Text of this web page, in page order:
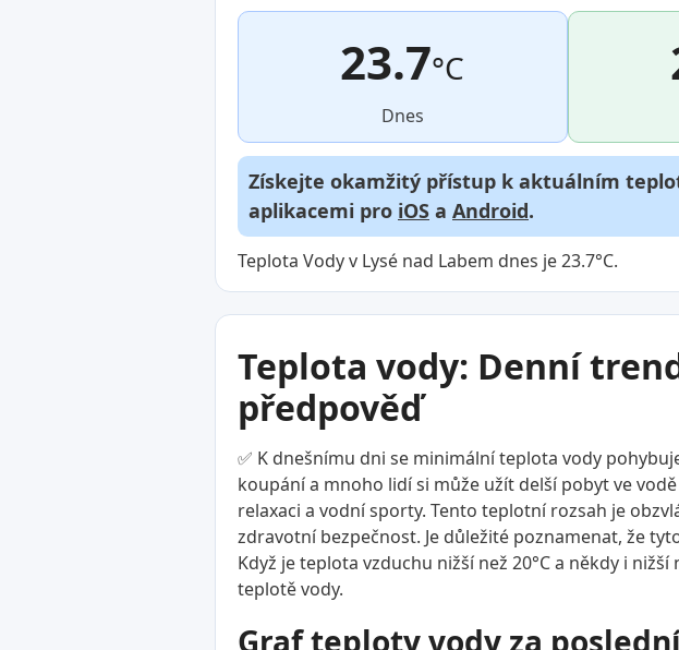
23.7°C
Dnes
Získejte okamžitý přístup k aktuálním
aplikacemi pro iOS a Android.
Teplota Vody v Lysé nad Labem dnes je 23.7°C.
Teplota vody: Denní
předpověď
✅ K dnešnímu dni se minimální teplota vody
koupání a mnoho lidí si může užít delší pobyt ve
relaxaci a vodní sporty. Tento teplotní rozsah je
zdravotní bezpečnost. Je důležité poznamenat, že
Když je teplota vzduchu nižší než 20°C a někdy i
teplotě vody.
Graf teploty vody za